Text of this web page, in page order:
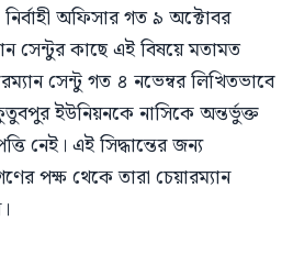
অফিসার গত ৯ অক্টোবর
সেন্টুর কাছে এই বিষয়ে মতামত
সেন্টু গত ৪ নভেম্বর লিখিতভাবে
ইউনিয়নকে নাসিকে অন্তর্ভুক্ত
নেই। এই সিদ্ধান্তের জন্য
পক্ষ থেকে তারা চেয়ারম্যান